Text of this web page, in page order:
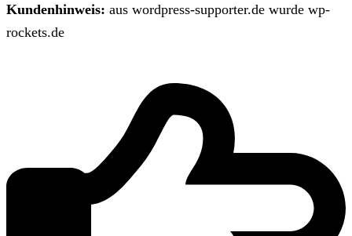
Kundenhinweis: aus wordpress-supporter.de wurde wp-
rockets.de